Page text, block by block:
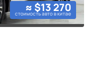
≈ $13 270
стоимость авто в китае